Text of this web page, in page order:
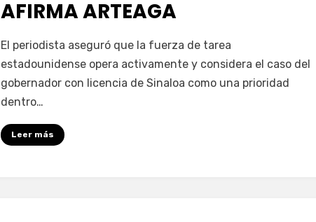
AFIRMA ARTEAGA
porFernando Miranda Servín
El periodista aseguró que la fuerza de tarea
estadounidense opera activamente y considera el caso del
gobernador con licencia de Sinaloa como una prioridad
dentro…
Leer más